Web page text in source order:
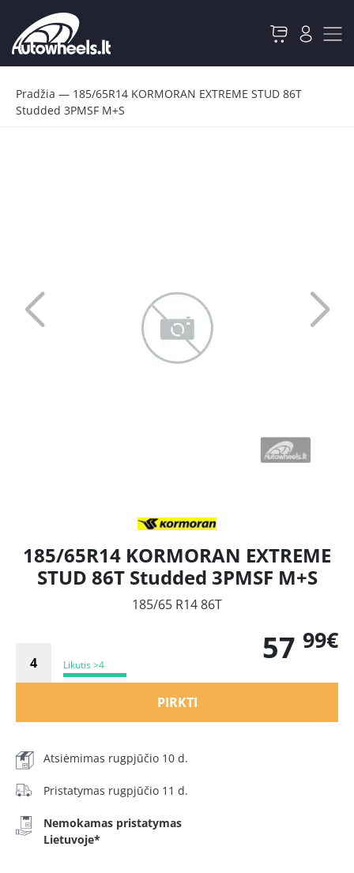
Pradžia — 185/65R14 KORMORAN EXTREME STUD 86T
Studded 3PMSF M+S
185/65R14 KORMORAN EXTREME
STUD 86T Studded 3PMSF M+S
185/65 R14 86T
Likutis >4 57 99€
PIRKTI
Atsiėmimas rugpjūčio 10 d.
Pristatymas rugpjūčio 11 d.
Nemokamas pristatymas
Lietuvoje*